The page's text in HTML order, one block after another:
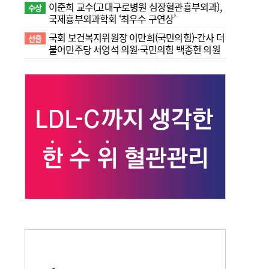
수상
이준희 교수(고대구로병원 심장혈관흉부외과),
국제흉부외과학회 ‘최우수 구연상’
선출 국회 보건복지위원장 이만희(국민의힘)-간사 더
불어민주당 서영석 의원·국민의힘 백종헌 의원